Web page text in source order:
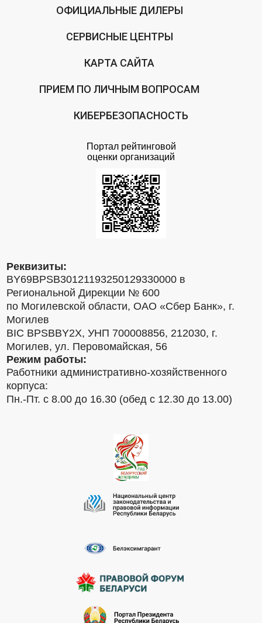
ОФИЦИАЛЬНЫЕ ДИЛЕРЫ
СЕРВИСНЫЕ ЦЕНТРЫ
КАРТА САЙТА
ПРИЕМ ПО ЛИЧНЫМ ВОПРОСАМ
КИБЕРБЕЗОПАСНОСТЬ
Портал рейтинговой
оценки организаций
Реквизиты:
BY69BPSB30121193250129330000 в
Региональной Дирекции № 600
по Могилевской области, ОАО «Сбер Банк», г.
Могилев
BIC BPSBBY2X, УНП 700008856, 212030, г.
Могилев, ул. Перовомайская, 56
Режим работы:
Работники административно-хозяйственного
корпуса:
Пн.-Пт. с 8.00 до 16.30 (обед с 12.30 до 13.00)